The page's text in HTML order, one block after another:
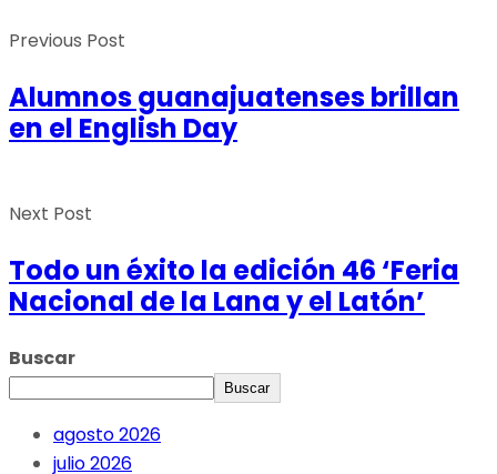
Previous Post
Alumnos guanajuatenses brillan
en el English Day
Next Post
Todo un éxito la edición 46 ‘Feria
Nacional de la Lana y el Latón’
Buscar
Buscar
agosto 2026
julio 2026